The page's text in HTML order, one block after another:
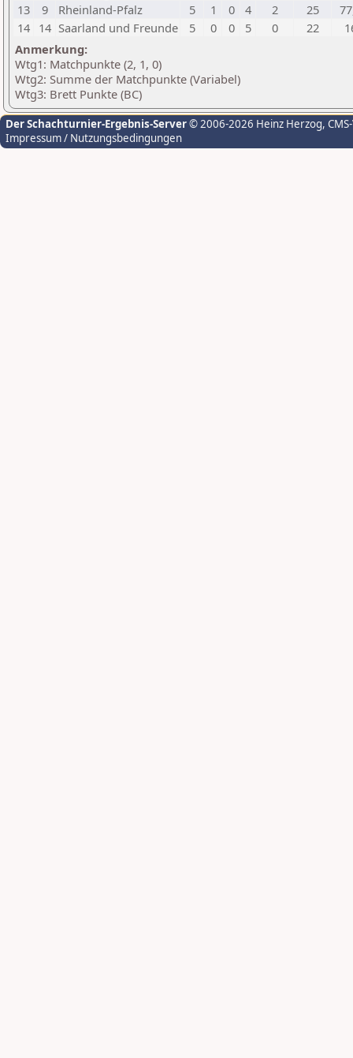
13
9 Rheinland-Pfalz 5 1 0 4 2 25
14 14 Saarland und Freunde 5 0 0 5 0 22
Anmerkung:
Wtg1: Matchpunkte (2, 1, 0)
Wtg2: Summe der Matchpunkte (Variabel)
Wtg3: Brett Punkte (BC)
Der Schachturnier-Ergebnis-Server© 2006-2026 Heinz Herzog,
Impressum / Nutzungsbedingungen